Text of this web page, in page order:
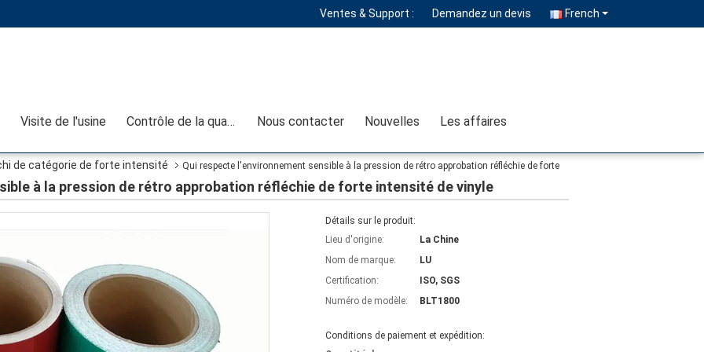
Ventes & Support : Demandez un devis French
Visite de l'usine Contrôle de la qualité Nous contacter Nouvelles Les affaires
de catégorie de forte intensité
Qui respecte l'environnement sensible à la pression de rétro approbation réfléchie de forte
à la pression de rétro approbation réfléchie de forte intensité de vinyle
Détails sur le produit:
Lieu d'origine:
La Chine
Nom de marque:
LU
Certification:
ISO, SGS
Numéro de modèle:
BLT1800
Conditions de paiement et expédition: